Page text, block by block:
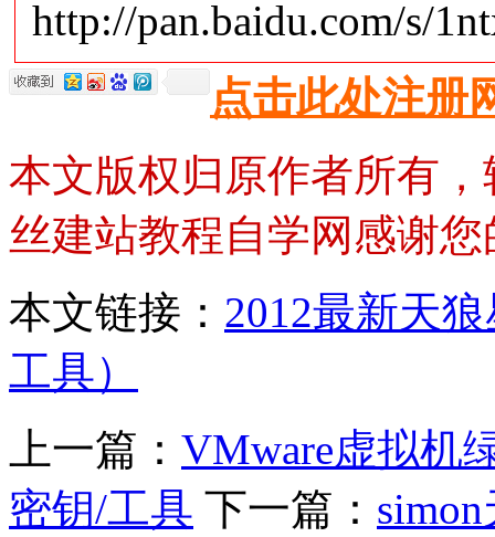
http://pan.baidu.com/s/
点击此处注册
本文版权归原作者所有
丝建站教程自学网感谢
本文链接： 2012最新天
工具）
上一篇： VMware虚拟机
密钥/工具 下一篇：